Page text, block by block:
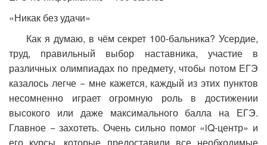
«Никак без удачи»
Как я думаю, в чём секрет 100-бальника? Усердие,
труд, правильный выбор наставника, участие в
различных олимпиадах по предмету, чтобы потом ЕГЭ
казалось легче − мне кажется, каждый из этих пунктов
несомненно играет огромную роль в достижении
высокого или даже максимального балла на ЕГЭ.
Главное − захотеть. Очень сильно помог «iQ-центр» и